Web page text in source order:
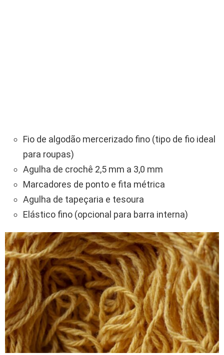
Fio de algodão mercerizado fino (tipo de fio ideal
para roupas)
Agulha de crochê 2,5 mm a 3,0 mm
Marcadores de ponto e fita métrica
Agulha de tapeçaria e tesoura
Elástico fino (opcional para barra interna)